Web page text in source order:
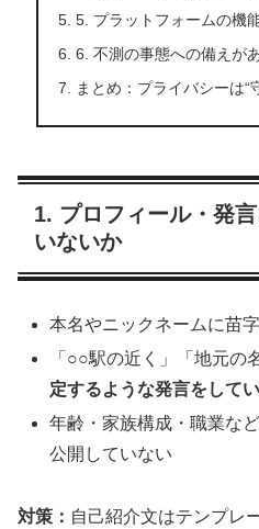
5. プラットフォームの機
6. 不測の事態への備えが
まとめ：プライバシーは“
1. プロフィール・発
いないか
本名やニックネームに苗
「○○駅の近く」「地元の
定するような発言をして
年齢・家族構成・職業な
公開していない
対策： 自己紹介文はテンプレ